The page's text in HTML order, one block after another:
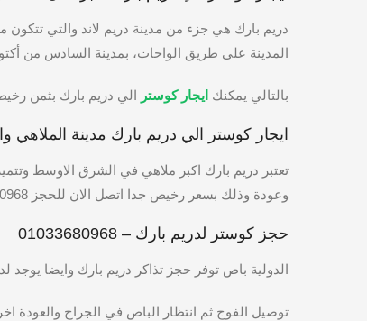
دريم بارك هي جزء من مدينة دريم لاند والتي
المدينة على طريق الواحات، بمدينة السادس من
بالتالي يمكنك ايجار كوستر الي دريم بارك بثمن رخيص لا
ايجار كوستر الي دريم بارك مدينة الملاهي
تعتبر دريم بارك اكبر ملاهي في الشرق الاوسط
وعودة وذلك بسعر رخيص جدا اتصل الان للحجز 01033680968
حجز كوستر لدريم بارك – 01033680968
الدولية باص توفر حجز تذاكر دريم بارك وايضا يوجد
توصيل الفوج ثم انتظار الباص في الجراج والعودة اخر